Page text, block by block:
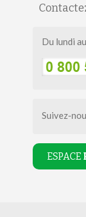
Du lundi
Suivez-
ESPACE